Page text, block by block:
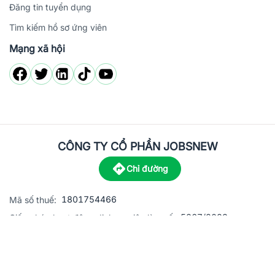
Đăng tin tuyển dụng
Tìm kiếm hồ sơ ứng viên
Mạng xã hội
CÔNG TY CỔ PHẦN JOBSNEW
Chỉ đường
Mã số thuế: 1801754466
Giấy phép hoạt động dịch vụ việc làm số:
5867/2023